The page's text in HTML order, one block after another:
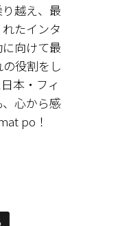
越え、最
たインタ
向けて最
役割をし
本・フィ
心から感
po！